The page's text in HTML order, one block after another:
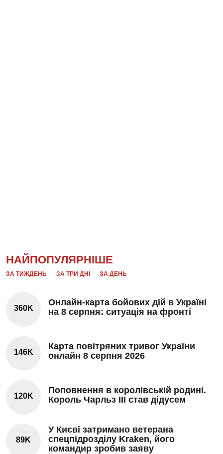
НАЙПОПУЛЯРНІШЕ
ЗА ТИЖДЕНЬ ЗА ТРИ ДНІ ЗА ДЕНЬ
360K
Онлайн-карта бойових дій в Україні
на 8 серпня: ситуація на фронті
146K
Карта повітряних тривог України
онлайн 8 серпня 2026
120K
Поповнення в королівській родині.
Король Чарльз III став дідусем
89K
У Києві затримано ветерана
спецпідрозділу Kraken, його
командир зробив заяву